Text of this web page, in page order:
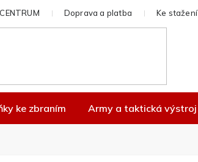
Doprava a platba Ke stažení
ke zbraním Army a taktická výstroj